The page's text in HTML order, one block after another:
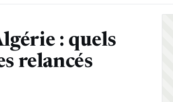
: quels
relancés